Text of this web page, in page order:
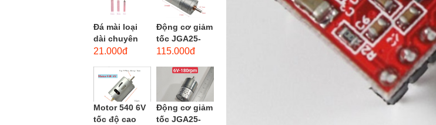
Đá mài loại
dài chuyên
dùng mài
loại, đá mài
cạnh,...
21.000đ
Động cơ giảm
tốc JGA25-
370 3-12 VDC.
mini JGA25-
115.000đ
Motor 540 6V
tốc độ cao
Động cơ giảm
tốc JGA25-